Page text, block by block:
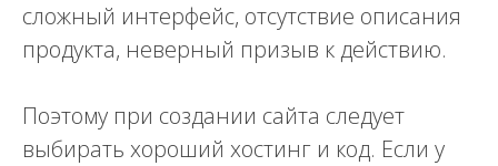
сложный интерфейс, отсутствие описания
продукта, неверный призыв к действию.
Поэтому при создании сайта следует
выбирать хороший хостинг и код. Если у